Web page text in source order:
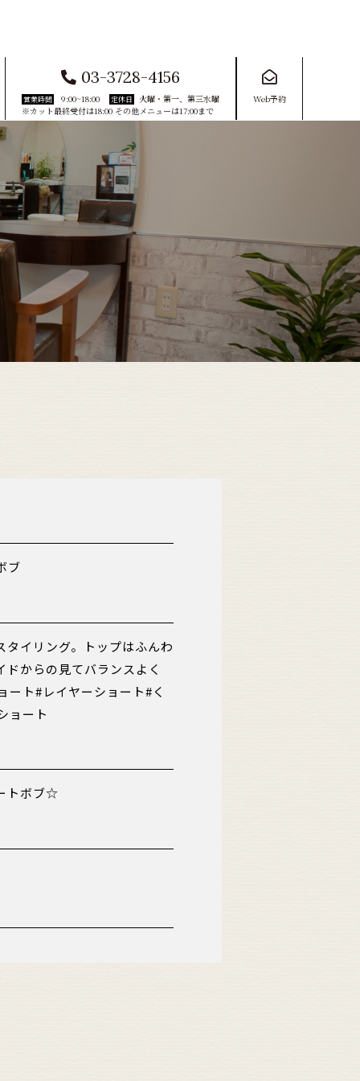
03-3728-4156
営業時間 9:00~18:00 定休日
火曜・第一、第三水曜
※カット最終受付は18:00 その他メニューは17:00まで
Web予約
ブ
イリング。トップはふんわ
からの見てバランスよく
ト#レイヤーショート#く
ョート
トボブ☆